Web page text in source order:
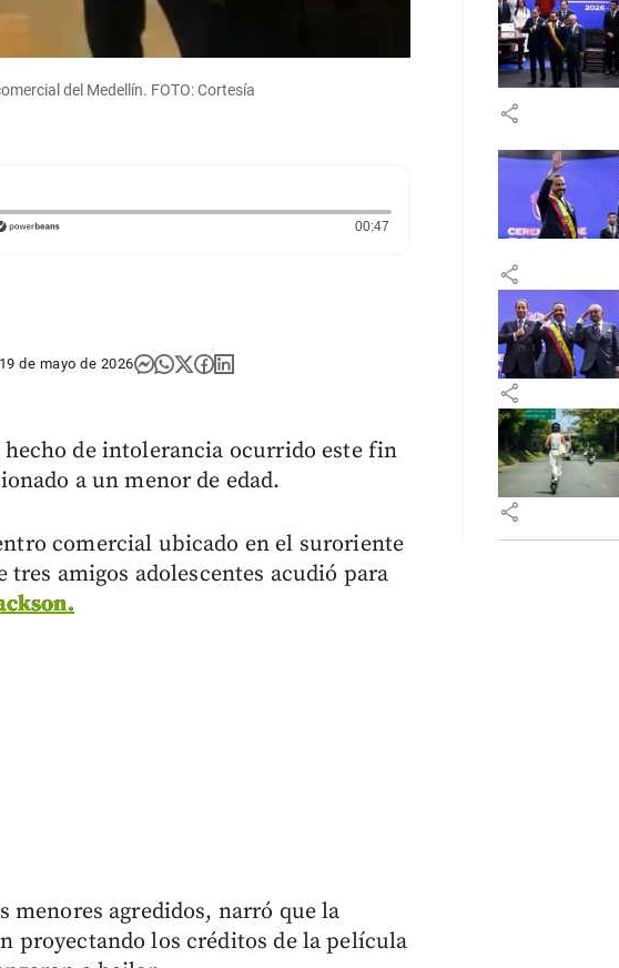
del Medellín. FOTO: Cortesía
00:47 Duración: 47 segundos
19 de mayo de 2026
de intolerancia ocurrido este fin
a un menor de edad.
comercial ubicado en el suroriente
amigos adolescentes acudió para
menores agredidos, narró que la
proyectando los créditos de la película
share
share
share
share